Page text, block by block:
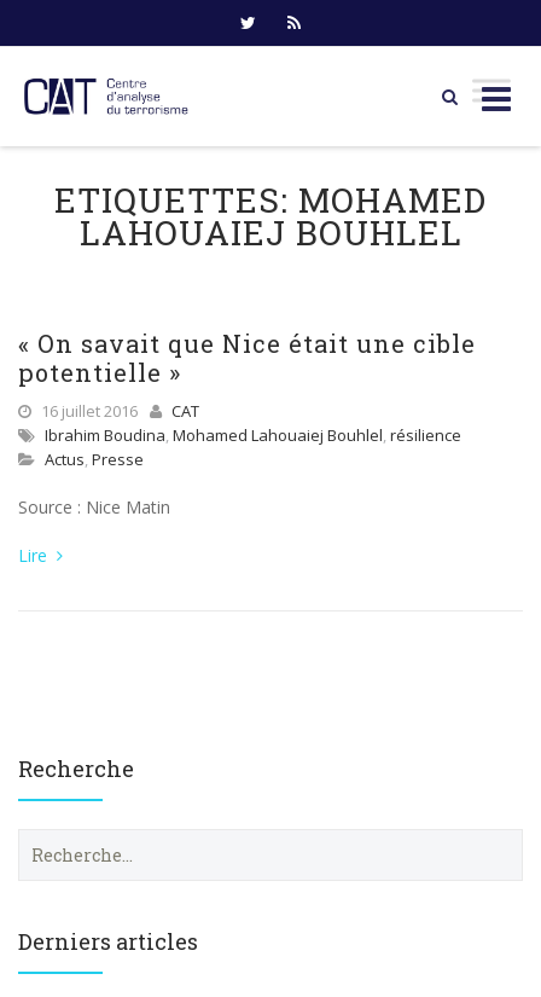
contentETIQUETTES: MOHAMED
LAHOUAIEJ BOUHLEL
« On savait que Nice était une cible
potentielle »
16 juillet 2016
CAT
Ibrahim Boudina, Mohamed Lahouaiej Bouhlel, résilience
Actus, Presse
Source : Nice Matin
Lire
Recherche
e
Derniers articles